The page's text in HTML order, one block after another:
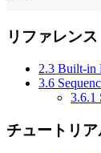
リファレンス
2.3 Built-in
3.6
3.6.1
チュートリア